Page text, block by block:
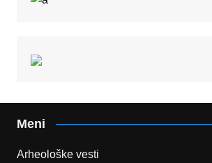
Meni
Arheološke vesti